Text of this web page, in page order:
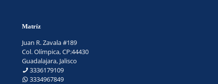
Matríz
Juan R. Zavala #189
Col. Olímpica, CP:44430
Guadalajara, Jalisco
3336179109
3334967849